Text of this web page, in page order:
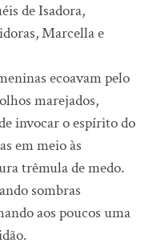
de Isadora,
Marcella e
ecoavam pelo
marejados,
invocar o espírito do
em meio às
trêmula de medo.
sombras
aos poucos uma